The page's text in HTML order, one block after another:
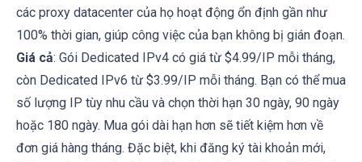
các proxy datacenter của họ hoạt động ổn định gần như
100% thời gian, giúp công việc của bạn không bị gián đoạn.
Giá cả: Gói Dedicated IPv4 có giá từ $4.99/IP mỗi tháng,
còn Dedicated IPv6 từ $3.99/IP mỗi tháng. Bạn có thể mua
số lượng IP tùy nhu cầu và chọn thời hạn 30 ngày, 90 ngày
hoặc 180 ngày. Mua gói dài hạn hơn sẽ tiết kiệm hơn về
đơn giá hàng tháng. Đặc biệt, khi đăng ký tài khoản mới,